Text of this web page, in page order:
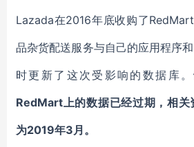
Lazada在2016年底收购了
品杂货配送服务与自己的应用程序
时更新了这次受影响的数据库。
RedMart上的数据已经过期，相关
为2019年3月。